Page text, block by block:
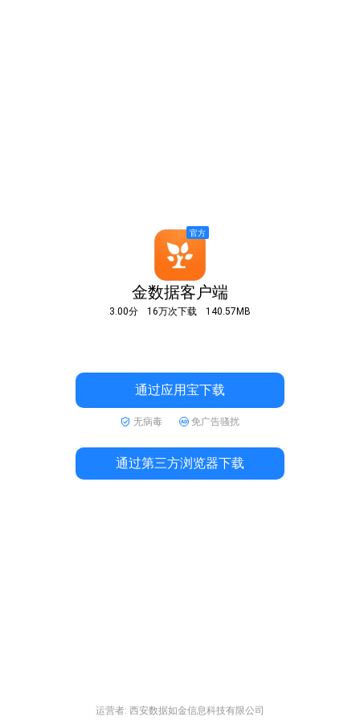
金数据客户端
3.00分 16万次下载 140.57MB
通过应用宝下载
无病毒 免广告骚扰
通过第三方浏览器下载
运营者: 西安数据如金信息科技有限公司